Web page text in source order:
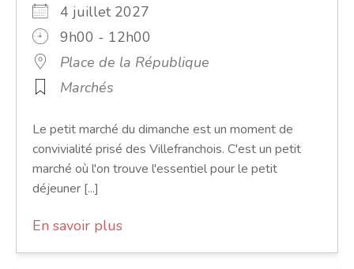
4 juillet 2027
9h00 - 12h00
Place de la République
Marchés
Le petit marché du dimanche est un moment de
convivialité prisé des Villefranchois. C'est un petit
marché où l'on trouve l'essentiel pour le petit
déjeuner [...]
En savoir plus